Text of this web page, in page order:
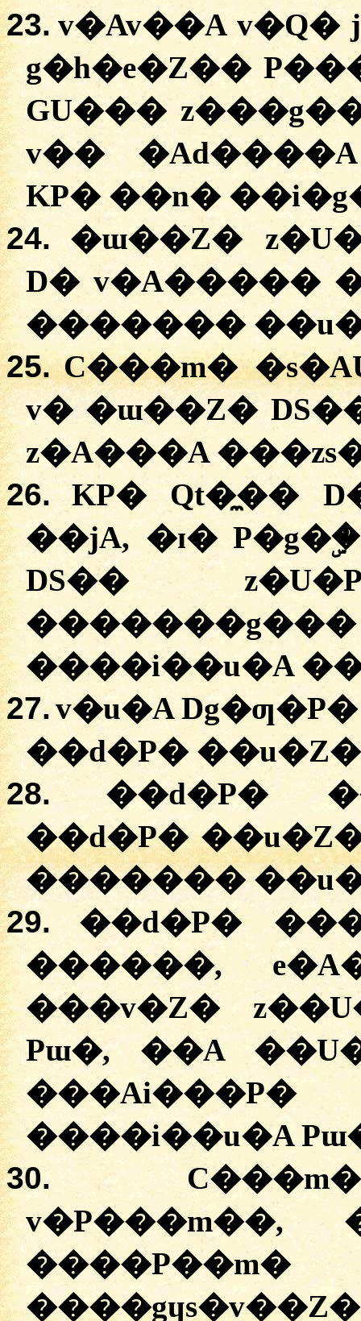
23. v�Av��A v�Q�
g�h�e�Z��
GU���
v���Ad����A
KP���n��
24.
�ɯ��Z�
D� v�A�����
������� �
25. C���m��
v��ɯ��Z�
z�A���A �
26.
KP�Qt�̼��
��jA, �ɪ� P�g�ۣ�
DS��
�������g���
����i��u�A
27.v�u�A Dg�ƣ�P�
��d�P���u�Z�
28.
��d�P��
��d�P��
������� �
29.
��d�P�
������,
���v�Z�
Pɯ�, ��A �
���Ai���P�
����i��u�A
30.
C���m�
v�P���m��,
����P��m�
�